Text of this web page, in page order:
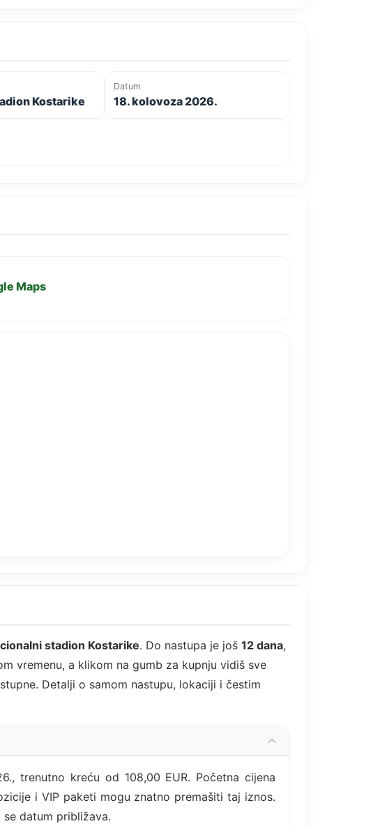
Kostarike
Datum
18. kolovoza 2026.
Maps
stadion Kostarike. Do nastupa je još 12 dana,
vremenu, a klikom na gumb za kupnju vidiš sve
Detalji o samom nastupu, lokaciji i čestim
trenutno kreću od 108,00 EUR. Početna cijena
i VIP paketi mogu znatno premašiti taj iznos.
datum približava.